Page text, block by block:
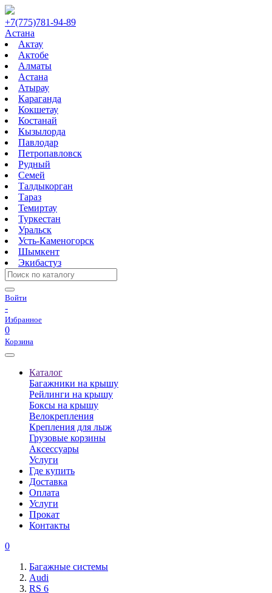
+7(775)781-94-89
Астана
Актау
Актобе
Алматы
Астана
Атырау
Караганда
Кокшетау
Костанай
Кызылорда
Павлодар
Петропавловск
Рудный
Семей
Талдыкорган
Тараз
Темиртау
Туркестан
Уральск
Усть-Каменогорск
Шымкент
Экибастуз
Войти
-
Избранное
0
Корзина
Каталог
Багажники на крышу
Рейлинги на крышу
Боксы на крышу
Велокрепления
Крепления для лыж
Грузовые корзины
Аксессуары
Услуги
Где купить
Доставка
Оплата
Услуги
Прокат
Контакты
0
Багажные системы
Audi
RS 6